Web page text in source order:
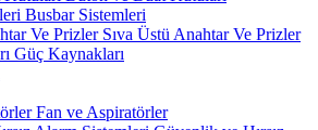
Busbar Sistemleri
Sıva Üstü Anahtar Ve Prizler
Güç Kaynakları
Fan ve Aspiratörler